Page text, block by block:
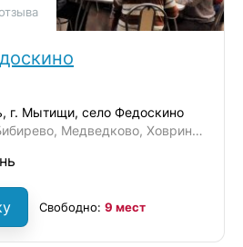
г. Мытищи, село Федоскино
Метро: Алтуфьево, Бибирево, Медведково, Ховрино, Отрадное
Свободно: 9 мест